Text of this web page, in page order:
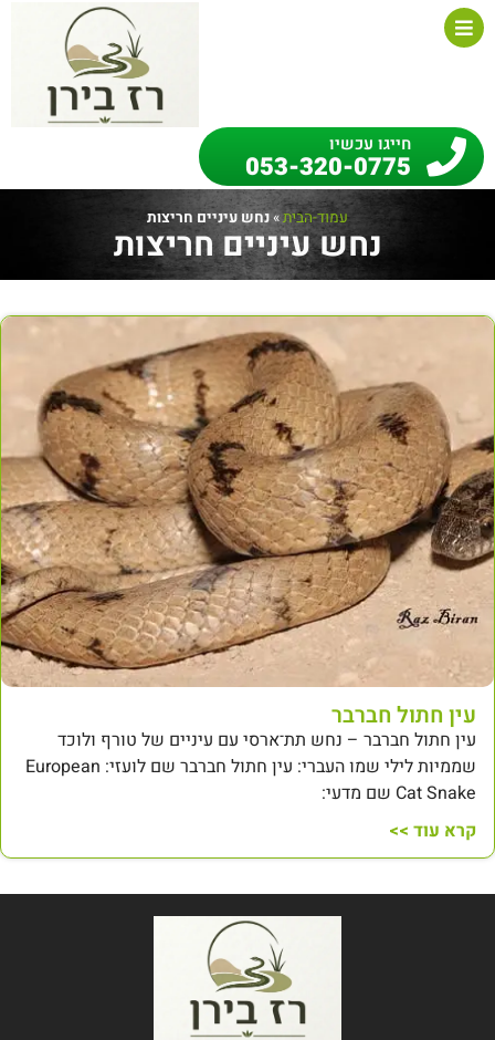
חייגו עכשיו
053-320-0775
עמוד-הבית»נחש עיניים חריצות
נחש עיניים חריצות
עין חתול חברבר
עין חתול חברבר – נחש תת־ארסי עם עיניים של טורף ולוכד
שממיות לילי שמו העברי: עין חתול חברבר שם לועזי: European
Cat Snake שם מדעי:
קרא עוד >>